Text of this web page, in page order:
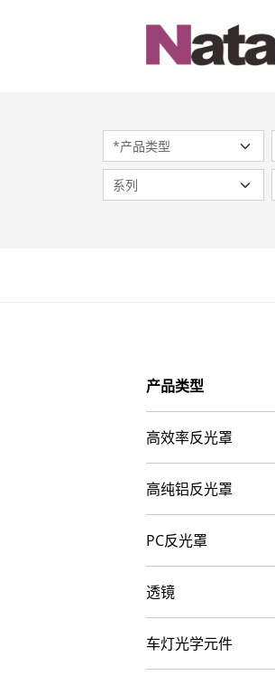
产品类型
高效率反光罩
高纯铝反光罩
PC反光罩
透镜
车灯光学元件